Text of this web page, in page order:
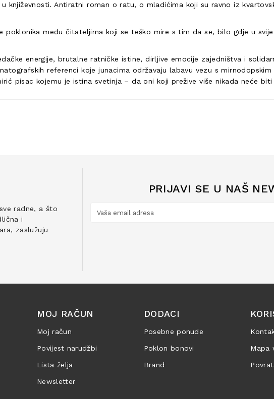
Antiratni roman o ratu, o mladićima koji su ravno iz
među čitateljima koji se teško mire s tim da se, bilo gdje u
energije, brutalne ratničke istine, dirljive emocije zajedništva i
referenci koje junacima održavaju labavu vezu s
pisac kojemu je istina svetinja – da oni koji prežive više nikada neće
radne, a što
i
zaslužuju
PRIJAVI SE U NAŠ
MOJ RAČUN
Moj račun
Povijest narudžbi
Lista želja
Newsletter
DODACI
Posebne ponude
Poklon bonovi
Brand
Mapa
Povrat